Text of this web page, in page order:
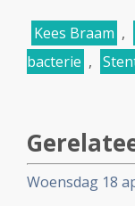
Kees Braam ,
bacterie ,
Woensdag 18